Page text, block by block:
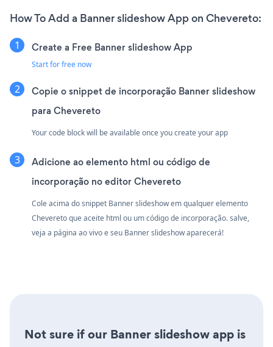
How To Add a Banner slideshow App on Chevereto:
Create a Free Banner slideshow App
Start for free now
Copie o snippet de incorporação Banner slideshow
para Chevereto
Your code block will be available once you create your app
Adicione ao elemento html ou código de
incorporação no editor Chevereto
Cole acima do snippet Banner slideshow em qualquer elemento
Chevereto que aceite html ou um código de incorporação. salve,
veja a página ao vivo e seu Banner slideshow aparecerá!
Not sure if our Banner slideshow app is